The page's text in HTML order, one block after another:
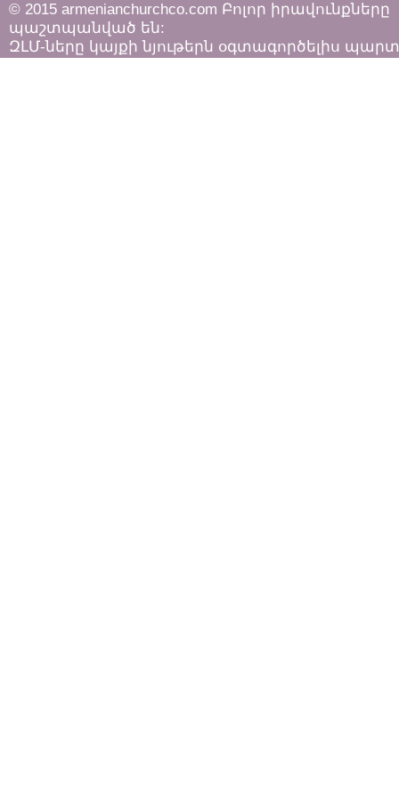
© 2015 armenianchurchco.com Բոլոր իրավունքները
պաշտպանված են:
ԶԼՄ-ները կայքի նյութերն օգտագործելիս